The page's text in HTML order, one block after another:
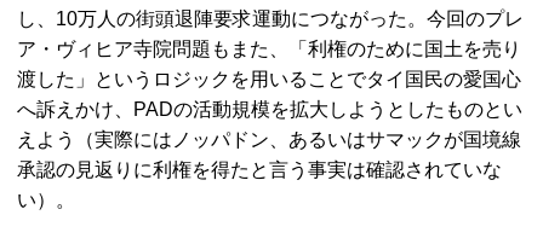
し、10万人の街頭退陣要求運動につながった。今回のプレ
ア・ヴィヒア寺院問題もまた、「利権のために国土を売り
渡した」というロジックを用いることでタイ国民の愛国心
へ訴えかけ、PADの活動規模を拡大しようとしたものとい
えよう（実際にはノッパドン、あるいはサマックが国境線
承認の見返りに利権を得たと言う事実は確認されていな
い）。